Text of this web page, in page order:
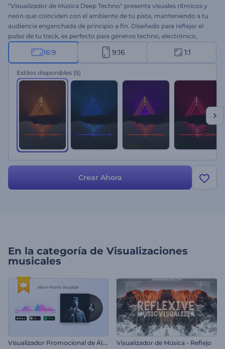
"Visualizador de Música Deep Techno" presenta visuales rítmicos y
neón que coinciden con el ambiente de tu pista, manteniendo a tu
audiencia enganchada de principio a fin. Diseñado para reflejar el
pulso de tu track, es perfecto para géneros techno, electrónico,
house y ambiental. Sube la pista, agrega el nombre del artista y el
título de la canción, ¡y tu video musical estará listo en segundos!
¡Pruébalo ahora!
16:9 9:16 1:1
Estilos disponibles (5)
Crear Ahora
En la categoría de Visualizaciones
musicales
V
isualizador Promocional de Álbum Visualizador de Música - Reflejo